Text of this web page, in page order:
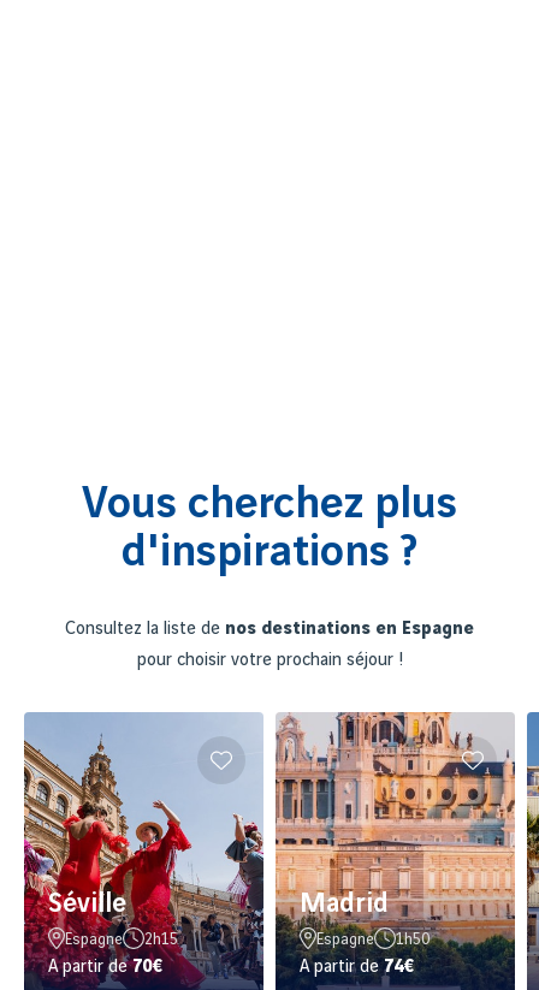
Vous cherchez plus
d'inspirations ?
Consultez la liste de nos destinations en Espagne
pour choisir votre prochain séjour !
Séville
Espagne 2h15
A partir de70€
Madrid
Espagne 1h50
A partir de74€